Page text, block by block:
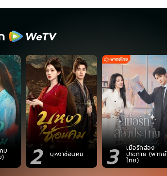
ม
) 2 บุหงาซ่อนคม 3 เมื่อรักส่อง
ประกาย (พากย์
ไทย)